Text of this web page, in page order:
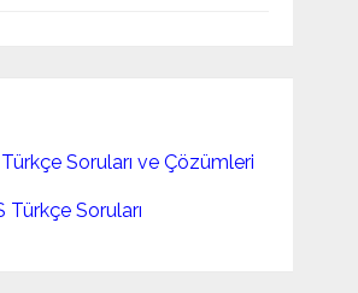
Soruları ve Çözümleri
Türkçe Soruları